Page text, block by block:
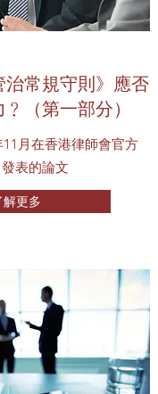
常規守則》應否
（第一部分）
月在香港律師會官方
表的論文
解更多